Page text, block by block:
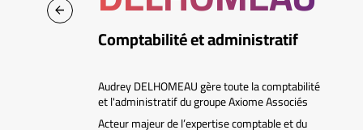
Comptabilité et administratif
Audrey DELHOMEAU gère toute la comptabilité
et l'administratif du groupe Axiome Associés
Acteur majeur de l’expertise comptable et du